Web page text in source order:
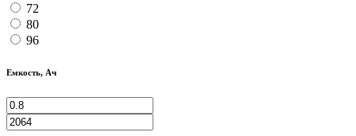
72
80
96
Емкость, Ач